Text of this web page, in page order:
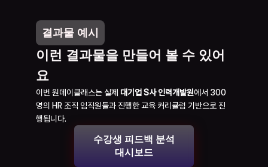
결과물 예시
이런 결과물을 만들어 볼 수 있어
요
이번 원데이클래스는 실제 대기업 S사 인력개발원에서 300
명의 HR 조직 임직원들과 진행한 교육 커리큘럼 기반으로 진
행됩니다.
수강생 피드백 분석
대시보드